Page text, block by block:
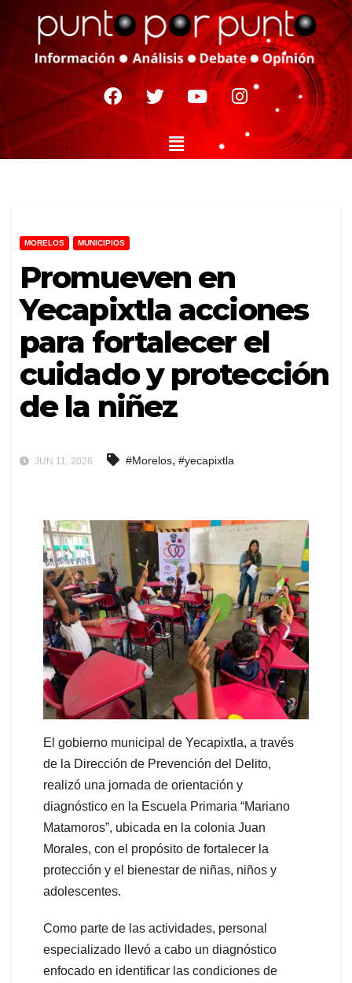
MORELOS MUNICIPIOS
Promueven en
Yecapixtla acciones
para fortalecer el
cuidado y protección
de la niñez
JUN 11, 2026 #Morelos, #yecapixtla
El gobierno municipal de Yecapixtla, a través
de la Dirección de Prevención del Delito,
realizó una jornada de orientación y
diagnóstico en la Escuela Primaria “Mariano
Matamoros”, ubicada en la colonia Juan
Morales, con el propósito de fortalecer la
protección y el bienestar de niñas, niños y
adolescentes.
Como parte de las actividades, personal
especializado llevó a cabo un diagnóstico
enfocado en identificar las condiciones de